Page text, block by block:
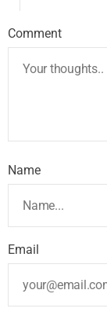
Comment
Name
Email